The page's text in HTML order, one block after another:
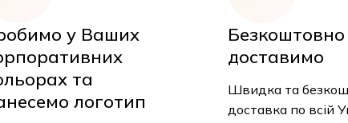
у Ваших
та
логотип
Безкоштовно
доставимо
Швидка та
доставка по всій